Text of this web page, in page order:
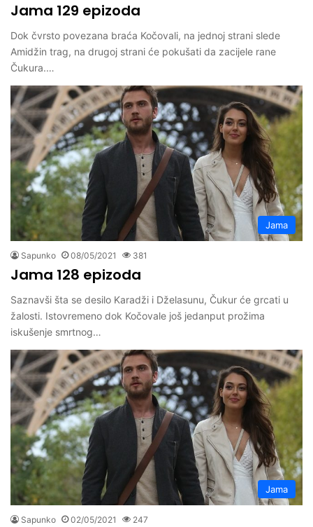
Jama 129 epizoda
Dok čvrsto povezana braća Kočovali, na jednoj strani slede
Amidžin trag, na drugoj strani će pokušati da zacijele rane
Čukura.…
Jama
Sapunko 08/05/2021 381
Jama 128 epizoda
Saznavši šta se desilo Karadži i Dželasunu, Čukur će grcati u
žalosti. Istovremeno dok Kočovale još jedanput prožima
iskušenje smrtnog…
Jama
Sapunko 02/05/2021 247